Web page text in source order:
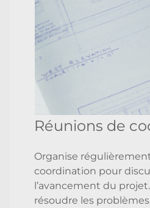
Réunions de
Organise
coordination pour
l’avancement du
résoudre les